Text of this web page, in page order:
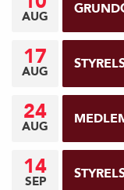
AUG
17
AUG
24
AUG
14
SEP